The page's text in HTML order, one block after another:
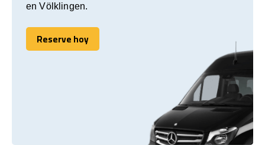
en Völklingen.
Reserve hoy
Reserve hoy